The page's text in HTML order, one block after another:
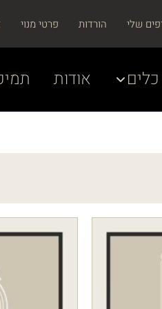
שלי הורדות פרטי מנוי
אודות